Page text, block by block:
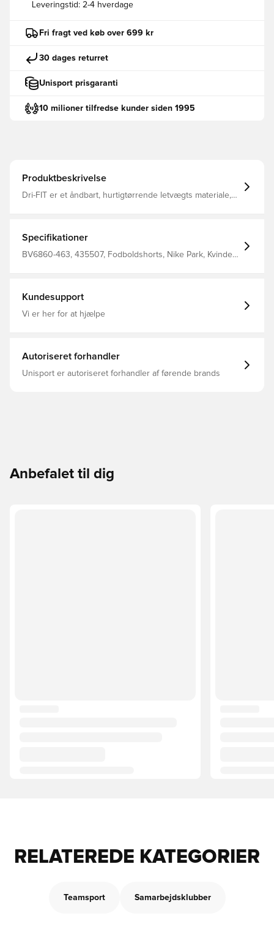
Leveringstid: 2-4 hverdage
Fri fragt ved køb over 699 kr
30 dages returret
Unisport prisgaranti
10 milioner tilfredse kunder siden 1995
Produktbeskrivelse
Dri-FIT er et åndbart, hurtigtørrende letvægts materiale,
polyester. Personaliser produktet med to bogstaver eller
to tal. Perfekt til initialer eller nummer.
Specifikationer
BV6860-463, 435507, Fodboldshorts, Nike Park, Kvinder,
Kundesupport
Vi er her for at hjælpe
Autoriseret forhandler
Unisport er autoriseret forhandler af førende brands
Anbefalet til dig
RELATEREDE KATEGORIER
Teamsport Samarbejdsklubber